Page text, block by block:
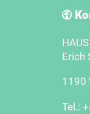
Erich
1190
Tel.: